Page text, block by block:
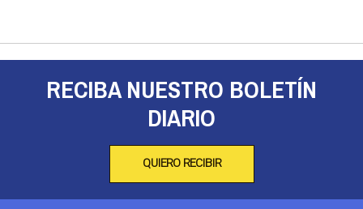
RECIBA NUESTRO BOLETÍN
DIARIO
QUIERO RECIBIR